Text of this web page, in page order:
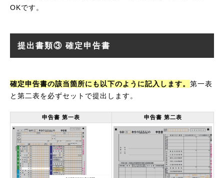
OKです。
提出書類③ 確定申告書
確定申告書の該当箇所にも以下のように記入します。 第一表
と第二表を必ずセットで提出します。
申告書 第一表 申告書 第二表